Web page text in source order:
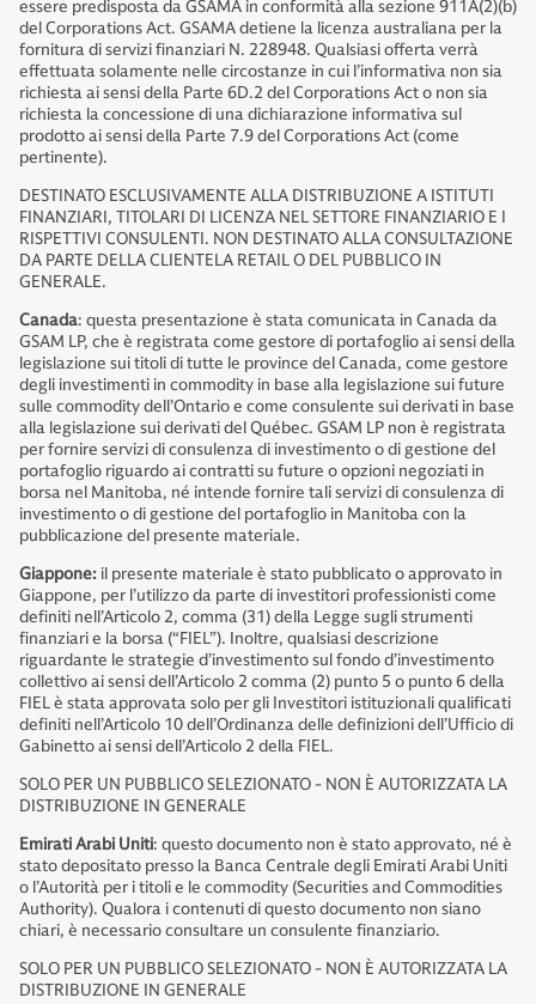
essere predisposta da GSAMA in conformità alla sezione 911A(2)(b)
del Corporations Act. GSAMA detiene la licenza australiana per la
fornitura di servizi finanziari N. 228948. Qualsiasi offerta verrà
effettuata solamente nelle circostanze in cui l’informativa non sia
richiesta ai sensi della Parte 6D.2 del Corporations Act o non sia
richiesta la concessione di una dichiarazione informativa sul
prodotto ai sensi della Parte 7.9 del Corporations Act (come
pertinente).
DESTINATO ESCLUSIVAMENTE ALLA DISTRIBUZIONE A ISTITUTI
FINANZIARI, TITOLARI DI LICENZA NEL SETTORE FINANZIARIO E I
RISPETTIVI CONSULENTI. NON DESTINATO ALLA CONSULTAZIONE
DA PARTE DELLA CLIENTELA RETAIL O DEL PUBBLICO IN
GENERALE.
Canada: questa presentazione è stata comunicata in Canada da
GSAM LP, che è registrata come gestore di portafoglio ai sensi della
legislazione sui titoli di tutte le province del Canada, come gestore
degli investimenti in commodity in base alla legislazione sui future
sulle commodity dell’Ontario e come consulente sui derivati in base
alla legislazione sui derivati ​​del Québec. GSAM LP non è registrata
per fornire servizi di consulenza di investimento o di gestione del
portafoglio riguardo ai contratti su future o opzioni negoziati in
borsa nel Manitoba, né intende fornire tali servizi di consulenza di
investimento o di gestione del portafoglio in Manitoba con la
pubblicazione del presente materiale.
Giappone: il presente materiale è stato pubblicato o approvato in
Giappone, per l’utilizzo da parte di investitori professionisti come
definiti nell’Articolo 2, comma (31) della Legge sugli strumenti
finanziari e la borsa (“FIEL”). Inoltre, qualsiasi descrizione
riguardante le strategie d’investimento sul fondo d’investimento
collettivo ai sensi dell’Articolo 2 comma (2) punto 5 o punto 6 della
FIEL è stata approvata solo per gli Investitori istituzionali qualificati
definiti nell’Articolo 10 dell’Ordinanza delle definizioni dell’Ufficio di
Gabinetto ai sensi dell’Articolo 2 della FIEL.
SOLO PER UN PUBBLICO SELEZIONATO - NON È AUTORIZZATA LA
DISTRIBUZIONE IN GENERALE
Emirati Arabi Uniti: questo documento non è stato approvato, né è
stato depositato presso la Banca Centrale degli Emirati Arabi Uniti
o l’Autorità per i titoli e le commodity (Securities and Commodities
Authority). Qualora i contenuti di questo documento non siano
chiari, è necessario consultare un consulente finanziario.
SOLO PER UN PUBBLICO SELEZIONATO - NON È AUTORIZZATA LA
DISTRIBUZIONE IN GENERALE